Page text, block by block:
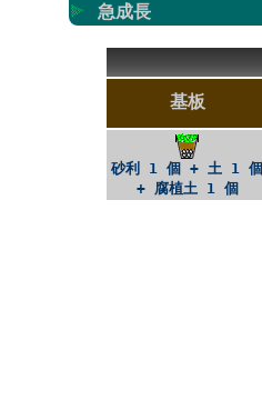
急成長
基板
砂利 1 個 + 土 1 個
+ 腐植土 1 個